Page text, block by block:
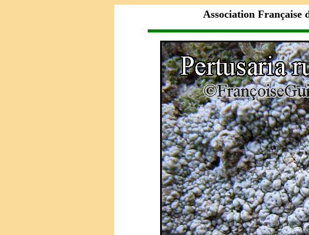
Association Française